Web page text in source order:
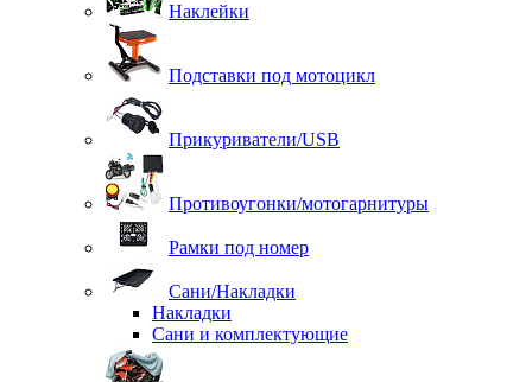
Наклейки
Подставки под мотоцикл
Прикуриватели/USB
Противоугонки/мотогарнитуры
Рамки под номер
Сани/Накладки
Накладки
Сани и комплектующие